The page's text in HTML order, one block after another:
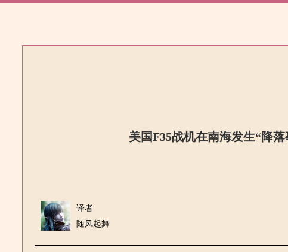
美国F35战机在南海发生“降
译者
随风起舞